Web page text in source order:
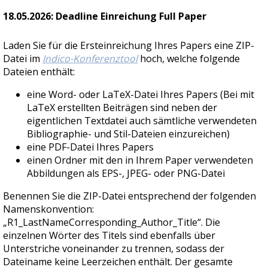
18.05.2026: Deadline Einreichung Full Paper
Laden Sie für die Ersteinreichung Ihres Papers eine ZIP-
Datei im Indico-Konferenztoolhoch, welche folgende
Dateien enthält:
eine Word- oder LaTeX-Datei Ihres Papers (Bei mit
LaTeX erstellten Beiträgen sind neben der
eigentlichen Textdatei auch sämtliche verwendeten
Bibliographie- und Stil-Dateien einzureichen)
eine PDF-Datei Ihres Papers
einen Ordner mit den in Ihrem Paper verwendeten
Abbildungen als EPS-, JPEG- oder PNG-Datei
Benennen Sie die ZIP-Datei entsprechend der folgenden
Namenskonvention:
„R1_LastNameCorresponding_Author_Title“. Die
einzelnen Wörter des Titels sind ebenfalls über
Unterstriche voneinander zu trennen, sodass der
Dateiname keine Leerzeichen enthält. Der gesamte